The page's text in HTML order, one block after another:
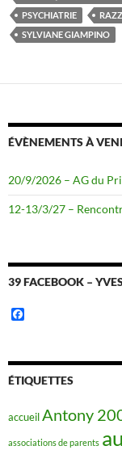
PSYCHIATRIE
SYLVIANE GIAMPINO
ÉVÈNEMENTS À
20/9/2026 – AG du
12-13/3/27 –
39 FACEBOOK –
b
o
o
ÉTIQUETTES
accueilAntony
associations de parents